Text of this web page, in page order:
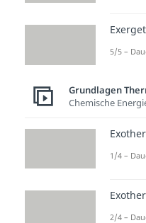
5/5 –
Grundlagen
Chemische
1/4 –
2/4 –